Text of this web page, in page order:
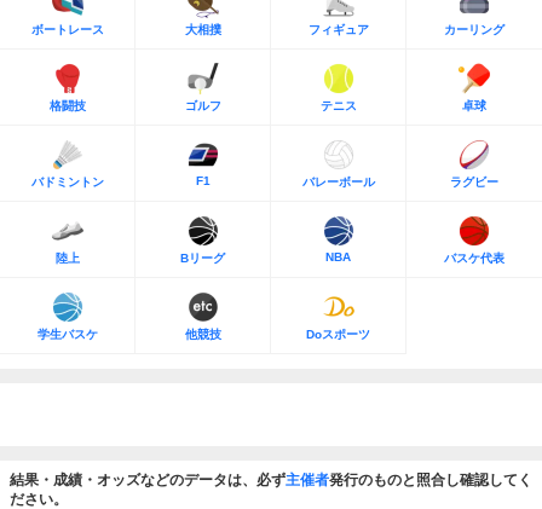
ボートレース 大相撲 フィギュア カーリング
格闘技 ゴルフ テニス 卓球
バドミントン F1 バレーボール ラグビー
陸上 Bリーグ NBA バスケ代表
学生バスケ 他競技 Doスポーツ
結果・成績・オッズなどのデータは、必ず主催者発行のものと照合し確認してく
ださい。